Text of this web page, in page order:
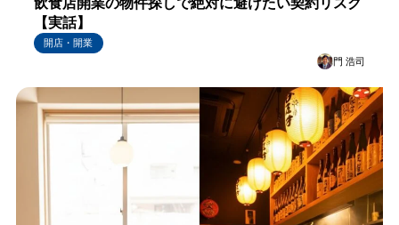
【実話】
開店・開業
門 浩司